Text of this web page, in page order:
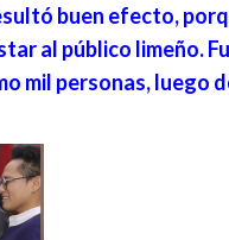
buen efecto,
al público limeño.
mil personas, luego